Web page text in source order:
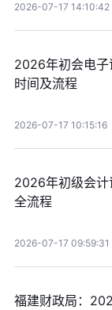
2026-07-17 14:10:42
2026年初会电子
时间及流程
2026-07-17 10:15:16
2026年初级会计
全流程
2026-07-17 09:59:31
福建财政局：